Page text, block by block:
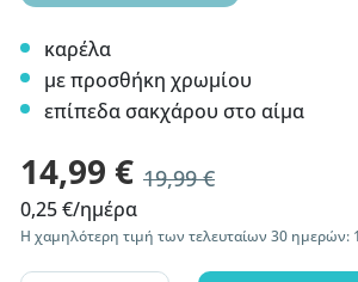
καρέλα
με προσθήκη χρωμίου
επίπεδα σακχάρου στο αίμα
14,99 € 19,99 €
0,25 €/ημέρα
Η χαμηλότερη τιμή των τελευταίων 30 ημερών: